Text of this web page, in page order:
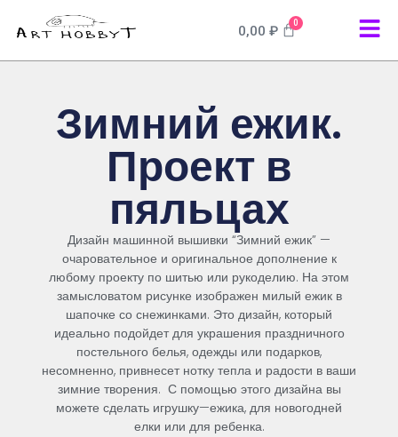
0,00 ₽
0
Зимний ежик.
Проект в
пяльцах
Дизайн машинной вышивки “Зимний ежик” —
очаровательное и оригинальное дополнение к
любому проекту по шитью или рукоделию. На этом
замысловатом рисунке изображен милый ежик в
шапочке со снежинками. Это дизайн, который
идеальноподойдетдля украшения праздничного
постельного белья, одежды или подарков,
несомненно, привнесет нотку тепла и радости в ваши
зимние творения. Спомощью этого дизайна вы
можете сделать игрушку—ежика, для новогодней
елки или для ребенка.